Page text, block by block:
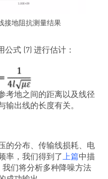
接地阻抗测量结果
式 (7) 进行估计：
考地之间的距离以及线径
输出线的长度有关。
的分布、传输线损耗、电
率，我们得到了上篇中描
们将分析多种降噪方法